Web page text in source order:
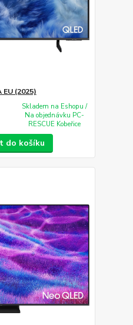
EU (2025)
Skladem na Eshopu /
Na objednávku PC-
RESCUE Kobeřice
do košíku